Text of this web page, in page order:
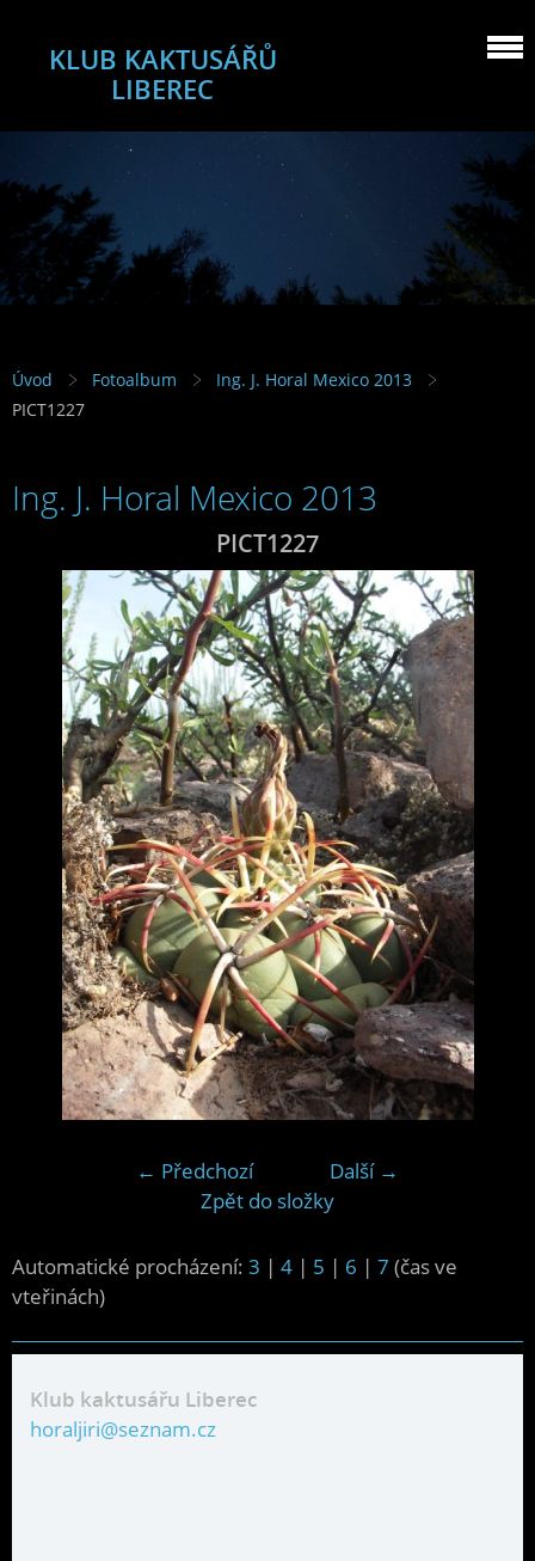
KLUB KAKTUSÁŘŮ
LIBEREC
Úvod Fotoalbum
Ing. J. Horal Mexico 2013
PICT1227
Ing. J. Horal Mexico 2013
PICT1227
← Předchozí
Další →
Zpět do složky
Automatické procházení: 3 | 4 | 5 | 6 | 7 (čas ve
vteřinách)
Klub kaktusářu Liberec
horaljiri@seznam.cz